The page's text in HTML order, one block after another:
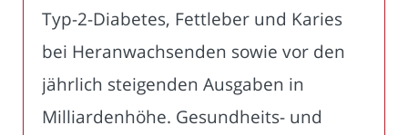
Typ-2-Diabetes, Fettleber und Karies
bei Heranwachsenden sowie vor den
jährlich steigenden Ausgaben in
Milliardenhöhe. Gesundheits- und